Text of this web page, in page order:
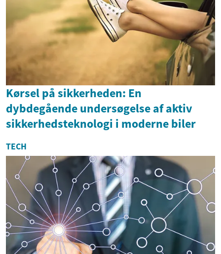
Kørsel på sikkerheden: En
dybdegående undersøgelse af aktiv
sikkerhedsteknologi i moderne biler
TECH